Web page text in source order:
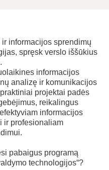
informacijos sprendimų
spręsk verslo iššūkius
informacijos
analizę ir komunikacijos
projektai padės
reikalingus
informacijos
ir profesionaliam
pabaigus programą
technologijos“?